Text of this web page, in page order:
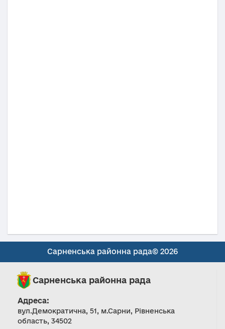
Сарненська районна рада© 2026
Сарненська районна рада
Адреса:
вул.Демократична, 51, м.Сарни, Рівненська
область, 34502